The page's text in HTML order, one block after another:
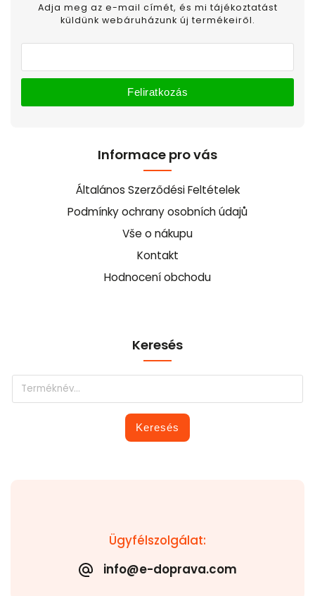
Ügyfélszolgálat:
info@e-doprava.com
Informace pro vás
Általános Szerződési Feltételek
Podmínky ochrany osobních údajů
Vše o nákupu
Kontakt
Hodnocení obchodu
Adja meg az e-mail címét, és mi tájékoztatást
küldünk webáruházunk új termékeiről.
Feliratkozás
Keresés
Keresés